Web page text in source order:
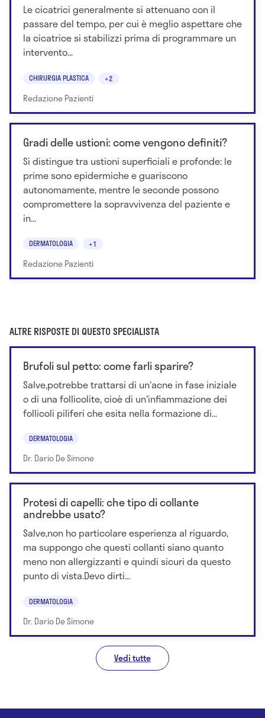
Le cicatrici generalmente si attenuano con il
passare del tempo, per cui è meglio aspettare che
la cicatrice si stabilizzi prima di programmare un
intervento...
CHIRURGIA PLASTICA +2
Redazione Pazienti
Gradi delle ustioni: come vengono definiti?
Si distingue tra ustioni superficiali e profonde: le
prime sono epidermiche e guariscono
autonomamente, mentre le seconde possono
compromettere la sopravvivenza del paziente e
in...
DERMATOLOGIA +1
Redazione Pazienti
ALTRE RISPOSTE DI QUESTO SPECIALISTA
Brufoli sul petto: come farli sparire?
Salve,potrebbe trattarsi di un'acne in fase iniziale
o di una follicolite, cioè di un'infiammazione dei
follicoli piliferi che esita nella formazione di...
DERMATOLOGIA
Dr. Dario De Simone
Protesi di capelli: che tipo di collante
andrebbe usato?
Salve,non ho particolare esperienza al riguardo,
ma suppongo che questi collanti siano quanto
meno non allergizzanti e quindi sicuri da questo
punto di vista.Devo dirti...
DERMATOLOGIA
Dr. Dario De Simone
Vedi tutte